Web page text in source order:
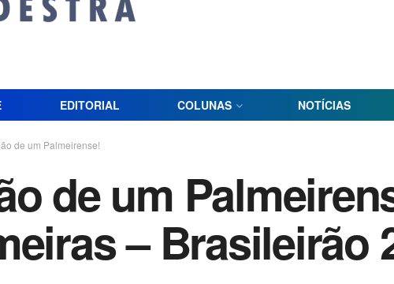
EDITORIAL COLUNAS NOTÍCIAS
de um Palmeirense!
de um
– Brasileirão